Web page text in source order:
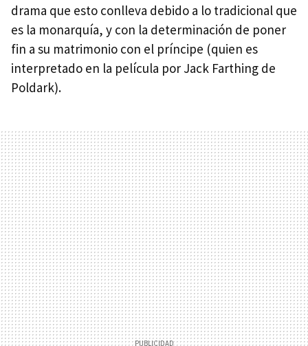
drama que esto conlleva debido a lo tradicional que
es la monarquía, y con la determinación de poner
fin a su matrimonio con el príncipe (quien es
interpretado en la película por Jack Farthing de
Poldark).